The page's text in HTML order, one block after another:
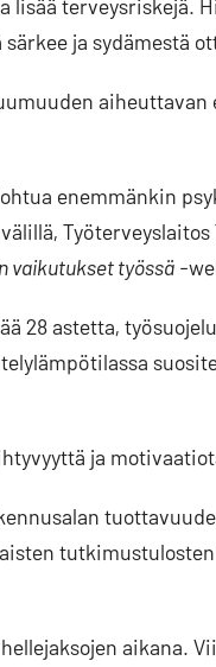
lisää terveysriskejä.
ja sydämestä
aiheuttavan
enemmänkin
Työterveyslaitos
vaikutukset työssä -
28 astetta,
ja
aikana.